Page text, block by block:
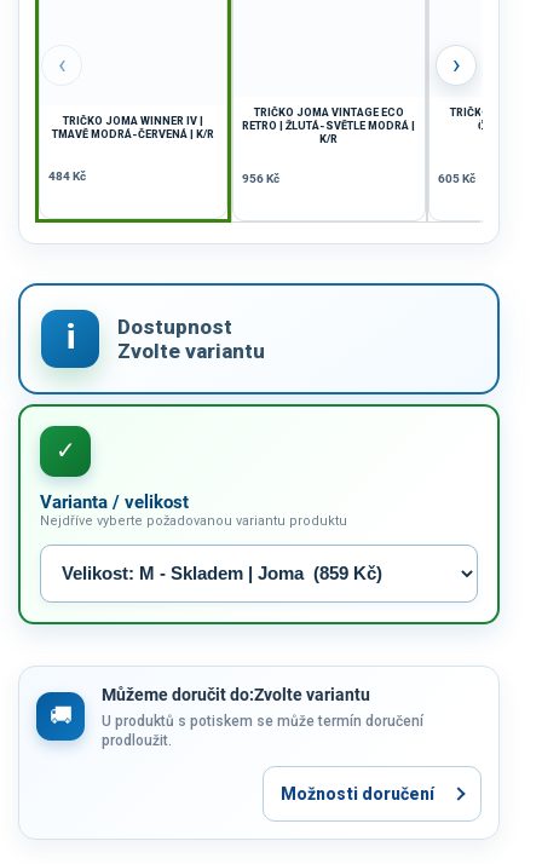
‹
TRIČKO JOMA WINNER IV |
TMAVĚ MODRÁ-ČERVENÁ | K/R
484 Kč
TRIČKO JOMA VINTAGE ECO
RETRO | ŽLUTÁ-SVĚTLE MODRÁ |
K/R
956 Kč
TRIČKO JOMA
ČERNÁ-
605 Kč
›
Varianta / velikost
Nejdříve vyberte požadovanou variantu produktu
Můžeme doručit do:Zvolte variantu
U produktů s potiskem se může termín doručení
prodloužit.
Možnosti doručení